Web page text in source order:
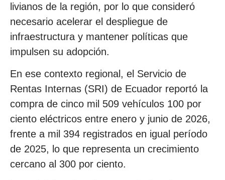
livianos de la región, por lo que consideró
necesario acelerar el despliegue de
infraestructura y mantener políticas que
impulsen su adopción.
En ese contexto regional, el Servicio de
Rentas Internas (SRI) de Ecuador reportó la
compra de cinco mil 509 vehículos 100 por
ciento eléctricos entre enero y junio de 2026,
frente a mil 394 registrados en igual período
de 2025, lo que representa un crecimiento
cercano al 300 por ciento.